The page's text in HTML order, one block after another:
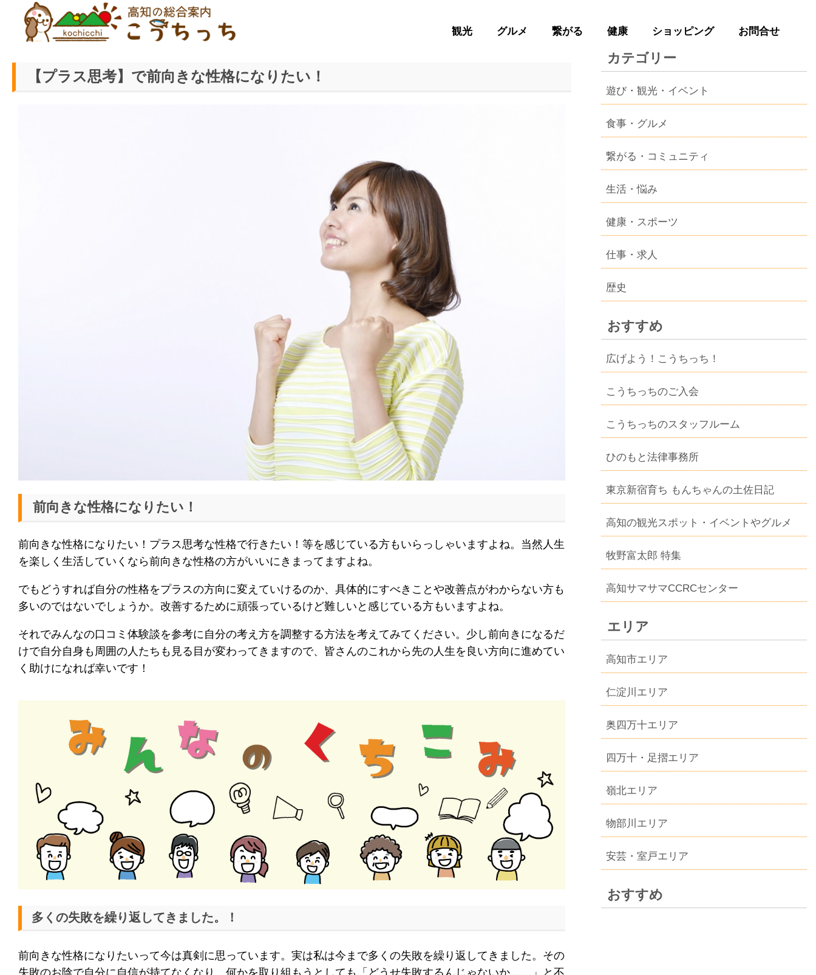
観光 グルメ 繋がる 健康 ショッピング
お問合せ
ホーム>繋がる・コミュニティ
【プラス思考】で前向きな性格になりたい！
前向きな性格になりたい！
前向きな性格になりたい！プラス思考な性格で行きたい！等を感じている方もいらっしゃいますよね。当然人生
を楽しく生活していくなら前向きな性格の方がいいにきまってますよね。
でもどうすれば自分の性格をプラスの方向に変えていけるのか、具体的にすべきことや改善点がわからない方も
多いのではないでしょうか。改善するために頑張っているけど難しいと感じている方もいますよね。
それでみんなの口コミ体験談を参考に自分の考え方を調整する方法を考えてみてください。少し前向きになるだ
けで自分自身も周囲の人たちも見る目が変わってきますので、皆さんのこれから先の人生を良い方向に進めてい
く助けになれば幸いです！
多くの失敗を繰り返してきました。！
前向きな性格になりたいって今は真剣に思っています。実は私は今まで多くの失敗を繰り返してきました。その
カテゴリー
遊び・観光・イベント
食事・グルメ
繋がる・コミュニティ
生活・悩み
健康・スポーツ
仕事・求人
歴史
おすすめ
広げよう！こうちっち！
こうちっちのご入会
こうちっちのスタッフルーム
ひのもと法律事務所
東京新宿育ち もんちゃんの土佐日記
高知の観光スポット・イベントやグルメ
牧野富太郎 特集
高知サマサマCCRCセンター
エリア
高知市エリア
仁淀川エリア
奥四万十エリア
四万十・足摺エリア
嶺北エリア
物部川エリア
安芸・室戸エリア
おすすめ